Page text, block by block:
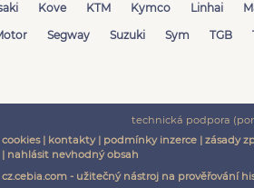
Kove KTM Kymco Linhai
Segway Suzuki Sym TGB
technická podpora
cookies| kontakty| podmínky inzerce| zásady
| nahlásit nevhodný obsah
cz.cebia.com - užitečný nástroj na prověřování